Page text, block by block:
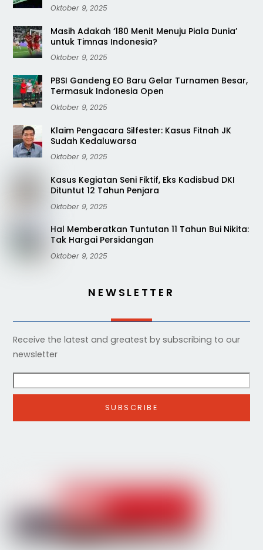
Oktober 9, 2025
Masih Adakah ‘180 Menit Menuju Piala Dunia’
untuk Timnas Indonesia?
Oktober 9, 2025
PBSI Gandeng EO Baru Gelar Turnamen Besar,
Termasuk Indonesia Open
Oktober 9, 2025
Klaim Pengacara Silfester: Kasus Fitnah JK
Sudah Kedaluwarsa
Oktober 9, 2025
Kasus Kegiatan Seni Fiktif, Eks Kadisbud DKI
Dituntut 12 Tahun Penjara
Oktober 9, 2025
Hal Memberatkan Tuntutan 11 Tahun Bui Nikita:
Tak Hargai Persidangan
Oktober 9, 2025
NEWSLETTER
Receive the latest and greatest by subscribing to our
newsletter